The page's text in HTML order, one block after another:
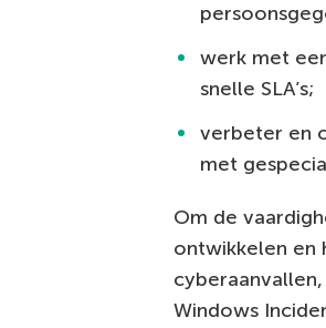
werk met
snelle SLA’s;
verbeter en
met
Om de
ontwikkelen en
Windows